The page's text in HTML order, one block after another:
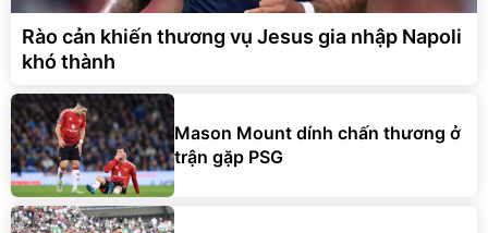
Rào cản khiến thương vụ Jesus gia nhập Napoli
khó thành
Mason Mount dính chấn thương ở
trận gặp PSG